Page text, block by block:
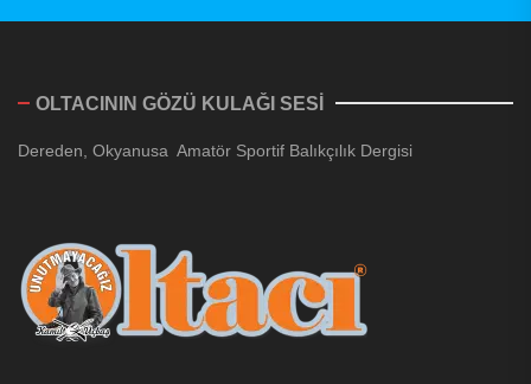
OLTACININ GÖZÜ KULAĞI SESİ
Dereden, Okyanusa Amatör Sportif Balıkçılık Dergisi